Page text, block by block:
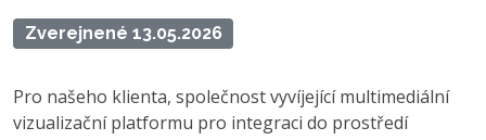
Zverejnené 13.05.2026
Pro našeho klienta, společnost vyvíjející multimediální
vizualizační platformu pro integraci do prostředí